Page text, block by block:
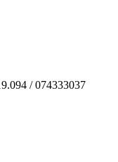
/ 074333037